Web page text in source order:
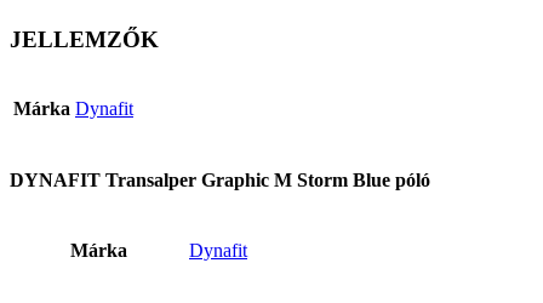
JELLEMZŐK
Márka Dynafit
DYNAFIT Transalper Graphic M Storm Blue póló
Márka Dynafit